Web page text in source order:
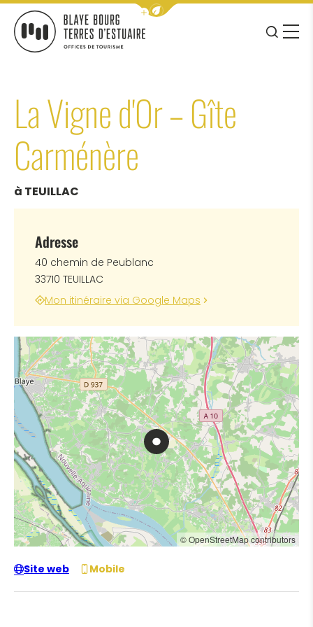
Afficher la barre de navigation
JE
MENU
La Vigne d'Or – Gîte
Carménère
à TEUILLAC
Adresse
40 chemin de Peublanc
33710 TEUILLAC
Mon itinéraire via Google Maps
© OpenStreetMap contributors
Site web Mobile